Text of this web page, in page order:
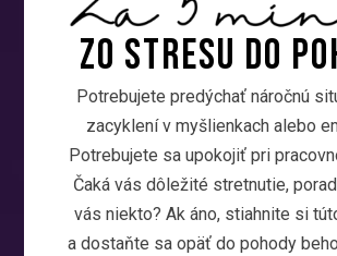
Zo stresu DO
Potrebujete predýchať náročnú
zacyklení v myšlienkach alebo
Potrebujete sa upokojiť pri
Čaká vás dôležité stretnutie,
vás niekto? Ak áno, stiahnite si
a dostaňte sa opäť do pohody